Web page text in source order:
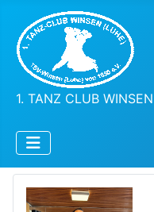
1. TANZ CLUB